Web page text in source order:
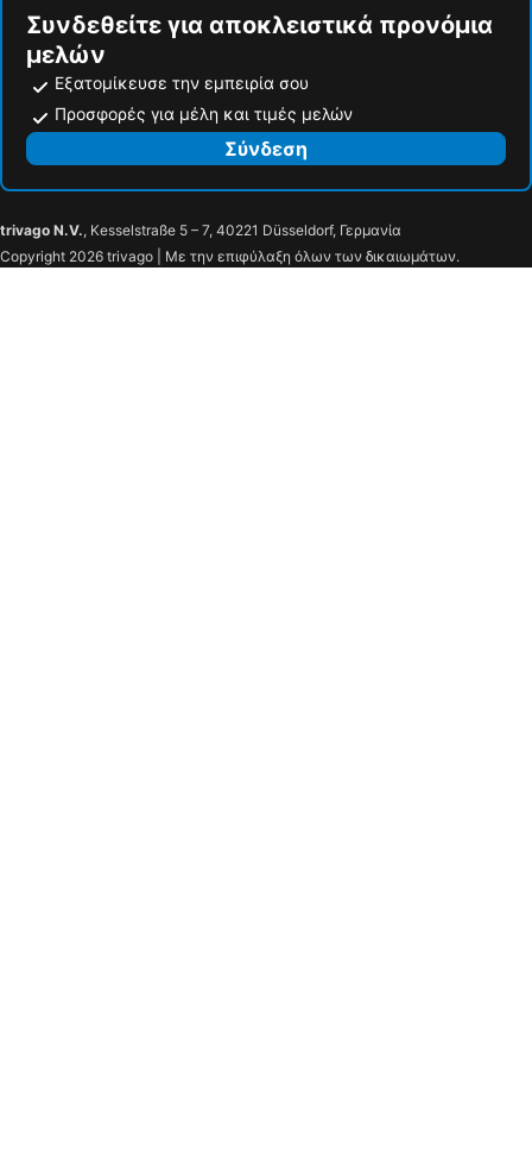
Συνδεθείτε για αποκλειστικά προνόμια
μελών
Εξατομίκευσε την εμπειρία σου
Προσφορές για μέλη και τιμές μελών
Σύνδεση
trivago N.V., Kesselstraße 5 – 7, 40221 Düsseldorf, Γερμανία
Copyright 2026 trivago | Με την επιφύλαξη όλων των δικαιωμάτων.